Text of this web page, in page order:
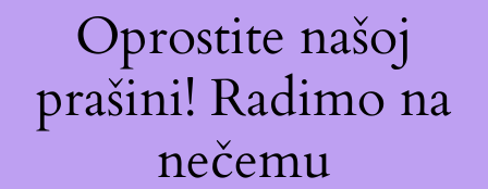
Oprostite našoj
prašini! Radimo na
nečemu